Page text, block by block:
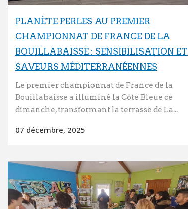
PLANÈTE PERLES AU PREMIER
CHAMPIONNAT DE FRANCE DE LA
BOUILLABAISSE : SENSIBILISATION ET
SAVEURS MÉDITERRANÉENNES
Le premier championnat de France de la
Bouillabaisse a illuminé la Côte Bleue ce
dimanche, transformant la terrasse de La...
07 décembre, 2025